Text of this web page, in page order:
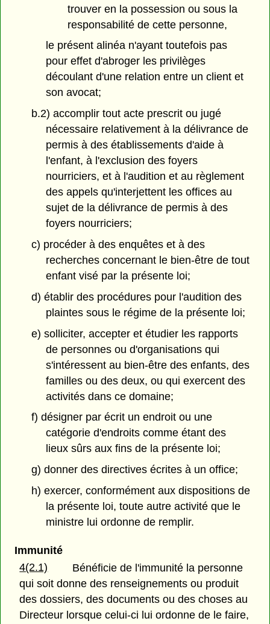
trouver en la possession ou sous la
responsabilité de cette personne,
le présent alinéa n'ayant toutefois pas
pour effet d'abroger les privilèges
découlant d'une relation entre un client et
son avocat;
b.2) accomplir tout acte prescrit ou jugé
nécessaire relativement à la délivrance de
permis à des établissements d'aide à
l'enfant, à l'exclusion des foyers
nourriciers, et à l'audition et au règlement
des appels qu'interjettent les offices au
sujet de la délivrance de permis à des
foyers nourriciers;
c) procéder à des enquêtes et à des
recherches concernant le bien-être de tout
enfant visé par la présente loi;
d) établir des procédures pour l'audition des
plaintes sous le régime de la présente loi;
e) solliciter, accepter et étudier les rapports
de personnes ou d'organisations qui
s'intéressent au bien-être des enfants, des
familles ou des deux, ou qui exercent des
activités dans ce domaine;
f) désigner par écrit un endroit ou une
catégorie d'endroits comme étant des
lieux sûrs aux fins de la présente loi;
g) donner des directives écrites à un office;
h) exercer, conformément aux dispositions de
la présente loi, toute autre activité que le
ministre lui ordonne de remplir.
Immunité
4(2.1)
Bénéficie de l'immunité la personne
qui soit donne des renseignements ou produit
des dossiers, des documents ou des choses au
Directeur lorsque celui-ci lui ordonne de le faire,